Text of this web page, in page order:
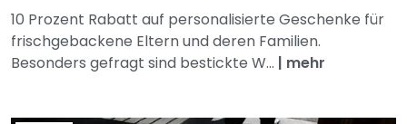
10 Prozent Rabatt auf personalisierte Geschenke für
frischgebackene Eltern und deren Familien.
Besonders gefragt sind bestickte W... | mehr